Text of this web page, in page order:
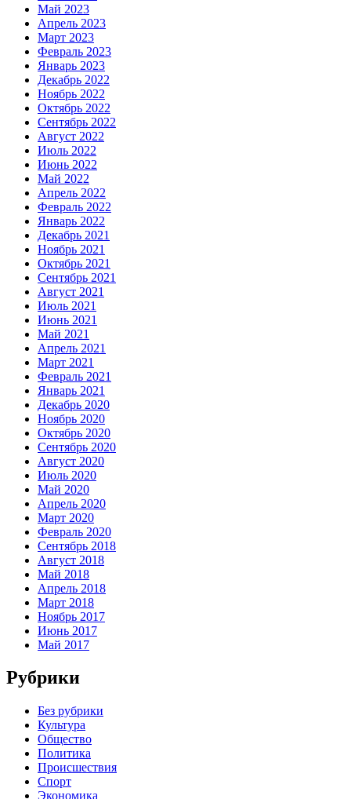
Май 2023
Апрель 2023
Март 2023
Февраль 2023
Январь 2023
Декабрь 2022
Ноябрь 2022
Октябрь 2022
Сентябрь 2022
Август 2022
Июль 2022
Июнь 2022
Май 2022
Апрель 2022
Февраль 2022
Январь 2022
Декабрь 2021
Ноябрь 2021
Октябрь 2021
Сентябрь 2021
Август 2021
Июль 2021
Июнь 2021
Май 2021
Апрель 2021
Март 2021
Февраль 2021
Январь 2021
Декабрь 2020
Ноябрь 2020
Октябрь 2020
Сентябрь 2020
Август 2020
Июль 2020
Май 2020
Апрель 2020
Март 2020
Февраль 2020
Сентябрь 2018
Август 2018
Май 2018
Апрель 2018
Март 2018
Ноябрь 2017
Июнь 2017
Май 2017
Рубрики
Без рубрики
Культура
Общество
Политика
Происшествия
Спорт
Экономика